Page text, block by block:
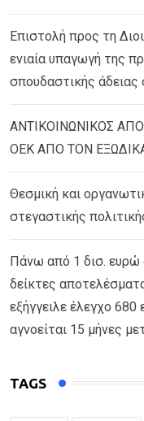
Επιστολή προς τη
ενιαία υπαγωγή της
σπουδαστικής
ΑΝΤΙΚΟΙΝΩΝΙΚΟΣ
ΟΕΚ ΑΠΟ ΤΟΝ
Θεσμική και
στεγαστικής
Πάνω από 1 δισ. ευρώ
δείκτες
εξήγγειλε έλεγχο
αγνοείται 15 μήνες
TAGS